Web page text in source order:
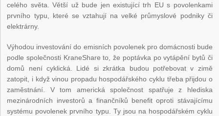
celého světa. Větší už bude jen existující trh EU s povolenkami
prvního typu, které se vztahují na velké průmyslové podniky či
elektrárny.
Výhodou investování do emisních povolenek pro domácnosti bude
podle společnosti KraneShare to, že poptávka po vytápění bytů či
domů není cyklická. Lidé si zkrátka budou potřebovat v zimě
zatopit, i když vinou propadu hospodářského cyklu třeba přijdou o
zaměstnání. V tom americká společnost spatřuje z hlediska
mezinárodních investorů a finančníků benefit oproti stávajícímu
systému povolenek prvního typu. Ty jsou na hospodářském cyklu